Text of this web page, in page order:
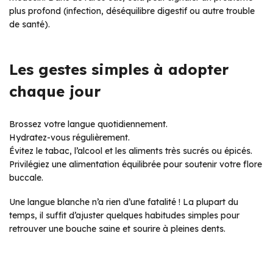
plus profond (infection, déséquilibre digestif ou autre trouble
de santé).
Les gestes simples à adopter
chaque jour
Brossez votre langue quotidiennement.
Hydratez-vous régulièrement.
Évitez le tabac, l’alcool et les aliments très sucrés ou épicés.
Privilégiez une alimentation équilibrée pour soutenir votre flore
buccale.
Une langue blanche n’a rien d’une fatalité ! La plupart du
temps, il suffit d’ajuster quelques habitudes simples pour
retrouver une bouche saine et sourire à pleines dents.